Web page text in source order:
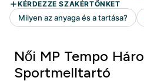
Női MP Tempo
Sportmelltartó